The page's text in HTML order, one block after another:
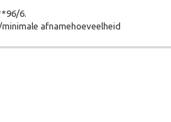
6.
afnamehoeveelheid